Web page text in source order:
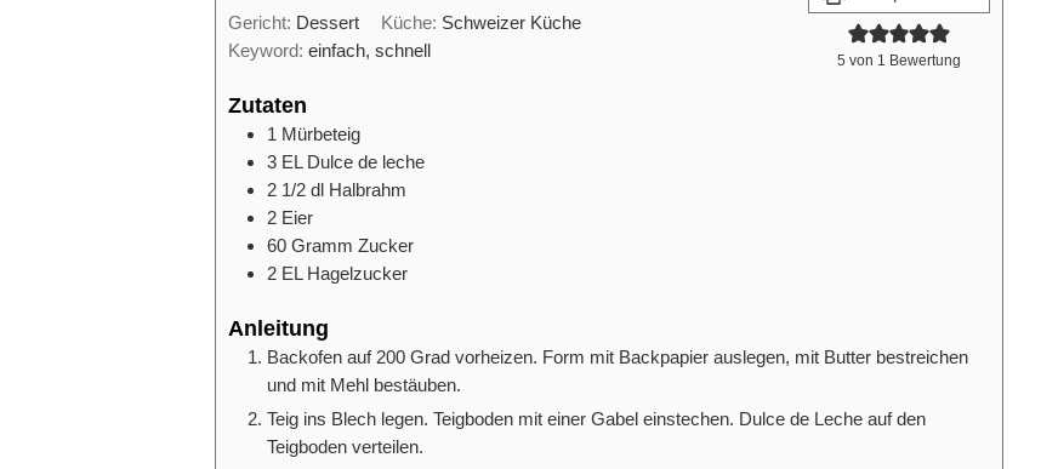
5 von 1 Bewertung
Gericht: Dessert Küche: Schweizer Küche
Keyword: einfach, schnell
Zutaten
1 Mürbeteig
3 EL Dulce de leche
2 1/2 dl Halbrahm
2 Eier
60 Gramm Zucker
2 EL Hagelzucker
Anleitung
Backofen auf 200 Grad vorheizen. Form mit Backpapier auslegen, mit Butter bestreichen
und mit Mehl bestäuben.
Teig ins Blech legen. Teigboden mit einer Gabel einstechen. Dulce de Leche auf den
Teigboden verteilen.